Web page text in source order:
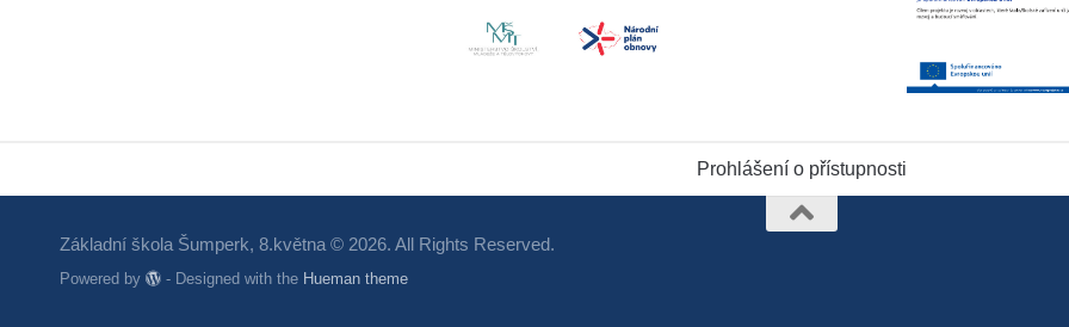
Prohlášení o přístupnosti
Základní škola Šumperk, 8.května © 2026. All Rights Reserved.
Powered by - Designed with the Hueman theme